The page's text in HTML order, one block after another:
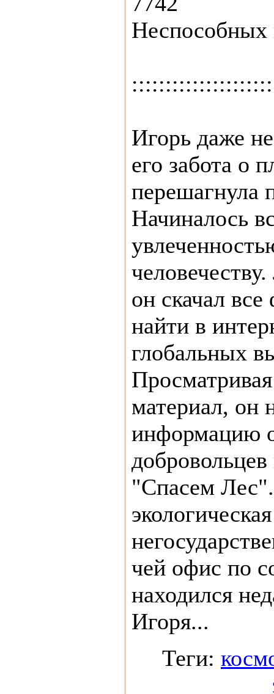
Неспособных
Игорь даже
его забота о
перешагнула
Начиналось
он скачал
найти в
глобальных
материал, он
информацию
"Спасем
экологическая
чей офис по
находился
Игоря...
Теги: